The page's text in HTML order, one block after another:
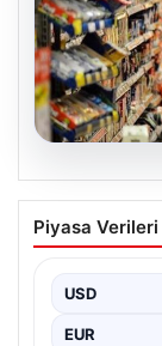
05.08.2026
Nisan
Zaman
Türkiye
Piyasa Verileri
USD
EUR